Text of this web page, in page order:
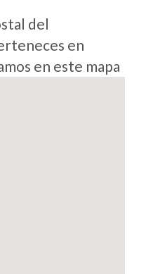
del
en
en este mapa